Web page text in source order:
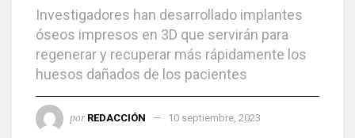
Investigadores han desarrollado implantes
óseos impresos en 3D que servirán para
regenerar y recuperar más rápidamente los
huesos dañados de los pacientes
por REDACCIÓN 10 septiembre, 2023